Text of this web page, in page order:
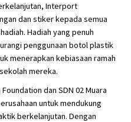
Interport
dan stiker kepada semua
Hadiah yang penuh
penggunaan botol plastik
menerapkan kebiasaan ramah
mereka.
dan SDN 02 Muara
untuk mendukung
berkelanjutan. Dengan